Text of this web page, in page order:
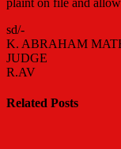
sd/-
K. ABRAHAM
JUDGE
R.AV
Related Posts